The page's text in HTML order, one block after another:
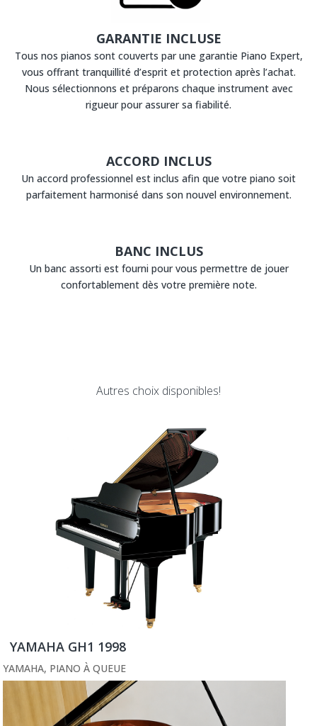
GARANTIE INCLUSE
Tous nos pianos sont couverts par une garantie Piano Expert,
vous offrant tranquillité d’esprit et protection après l’achat.
Nous sélectionnons et préparons chaque instrument avec
rigueur pour assurer sa fiabilité.
ACCORD INCLUS
Un accord professionnel est inclus afin que votre piano soit
parfaitement harmonisé dans son nouvel environnement.
BANC INCLUS
Un banc assorti est fourni pour vous permettre de jouer
confortablement dès votre première note.
Autres choix disponibles!
YAMAHA GH1 1998
YAMAHA, PIANO À QUEUE